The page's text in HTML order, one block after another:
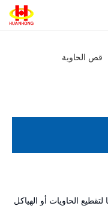
قص الحاوية
الحاويات أو الهياكل